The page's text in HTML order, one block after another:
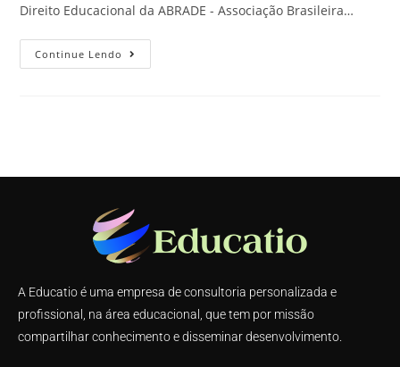
Direito Educacional da ABRADE - Associação Brasileira…
Continue Lendo
A Educatio é uma empresa de consultoria personalizada e
profissional, na área educacional, que tem por missão
compartilhar conhecimento e disseminar desenvolvimento.